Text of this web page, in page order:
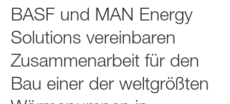
BASF und MAN Energy
Solutions vereinbaren
Zusammenarbeit für den
Bau einer der weltgrößten